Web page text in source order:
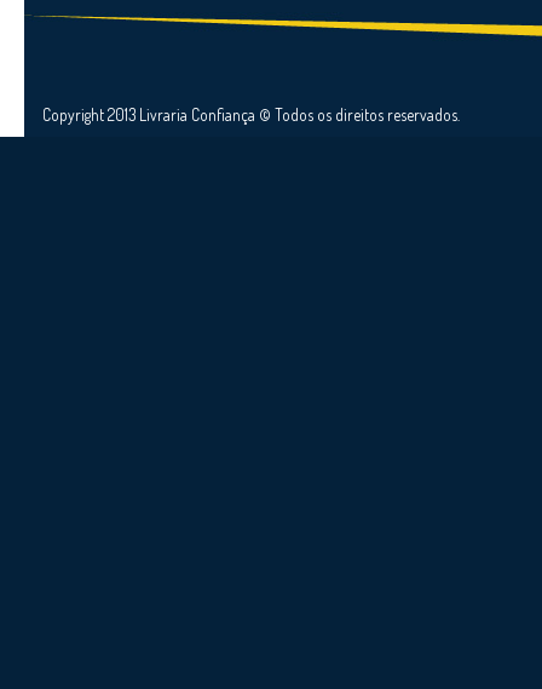
Copyright 2013 Livraria Confiança © Todos os direitos reservados.